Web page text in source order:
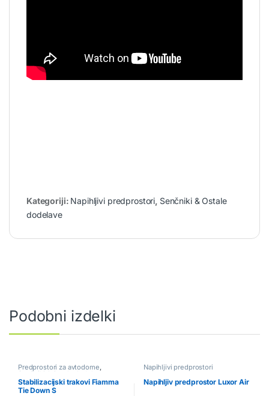
Kategoriji: Napihljivi predprostori, Senčniki & Ostale
dodelave
Podobni izdelki
Predprostori za avtodome,
Senčniki & Ostale dodelave
Tende
Stabilizacijski trakovi Fiamma
Tie Down S
Napihljivi predprostori
Napihljiv predprostor Luxor Air